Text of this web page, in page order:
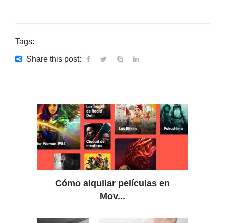
Tags:
Share this post:
Cómo alquilar películas en
Mov...